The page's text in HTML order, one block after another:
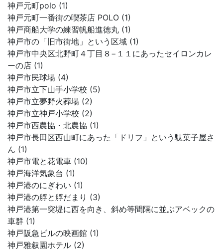
神戸元町polo (1)
神戸元町一番街の喫茶店 POLO (1)
神戸商船大学の練習帆船進徳丸 (1)
神戸市の「旧市街地」という区域 (1)
神戸市中央区北野町４丁目８−１１にあったセイロンカレ
ーの店 (1)
神戸市民球場 (4)
神戸市立下山手小学校 (5)
神戸市立夢野火葬場 (2)
神戸市立神戸小学校 (2)
神戸市西農協・北農協 (1)
神戸市長田区西山町にあった「ドリフ」という駄菓子屋さ
ん (1)
神戸市電と花電車 (10)
神戸海洋気象台 (1)
神戸港のにぎわい (1)
神戸港の艀と艀だまり (3)
神戸港第一突堤に西を向き、斜め等間隔に並ぶアベックの
車群 (1)
神戸阪急ビルの映画館 (1)
神戸雅叙園ホテル (2)